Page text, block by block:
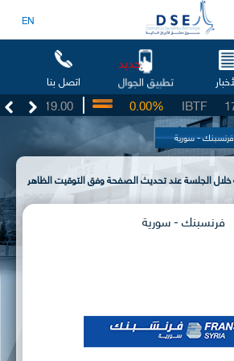
EN
تطبيق الجوال
جديد
اتصل بنا
19.00 IBTF
0.00%
فرنسبنك - سورية
خلال الجلسة عند تحديث الصفحة وفق التوقيت الظاهر
فرنسبنك - سورية